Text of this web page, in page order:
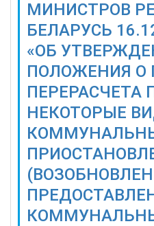
МИНИСТРОВ
БЕЛАРУСЬ
«ОБ
ПОЛОЖЕНИЯ О
ПЕРЕРАСЧЕТА
НЕКОТОРЫЕ